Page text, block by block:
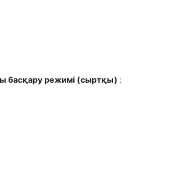
басқару режимі (сыртқы) :